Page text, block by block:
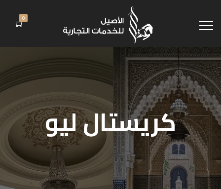
0
كريستال ليو